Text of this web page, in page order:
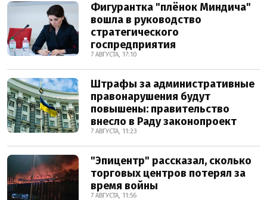
Фигурантка "плёнок Миндича"
вошла в руководство
стратегического
госпредприятия
7 АВГУСТА, 17:10
Штрафы за административные
правонарушения будут
повышены: правительство
внесло в Раду законопроект
7 АВГУСТА, 11:23
"Эпицентр" рассказал, сколько
торговых центров потерял за
время войны
7 АВГУСТА, 11:56